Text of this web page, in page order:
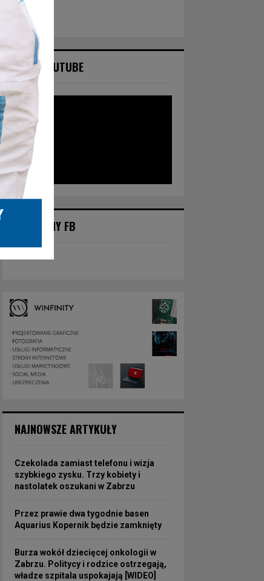
NASZ YOUTUBE
POLECANY FB
NAJNOWSZE ARTYKUŁY
Czekolada zamiast telefonu i wizja
szybkiego zysku. Trzy kobiety i
nastolatek oszukani w Zabrzu
Przez prawie dwa tygodnie basen
Aquarius Kopernik będzie zamknięty
Burza wokół dziecięcej onkologii w
Zabrzu. Politycy i rodzice ostrzegają,
władze szpitala uspokajają [WIDEO]